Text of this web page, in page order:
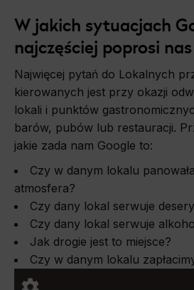
W jakich sytuacjach
najczęściej poprosi
Najwięcej pytań do Lokalnych
kierowanych jest przy okazji
lokali i punktów
barów, pubów lub restauracji.
jakie zada nam Google to:
Czy w danym lokalu
atmosfera?
Czy dany lokal serwuje
Czy dany lokal serwuje
Jak drogie jest to miejsce?
Czy w danym lokalu